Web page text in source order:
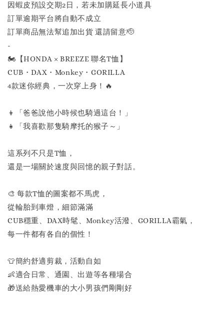
因蝦皮預設交期2日，若未加購延長小道具
訂單逾期平台將自動不成立
訂單商品無法幫追加出貨 還請留意🫡
-
🏍️【HONDA × BREEZE 聯名T恤】
CUB・DAX・Monkey・GORILLA
4款迷你經典，一次穿上身！🔥
👦「爸爸說他小時候也騎過這台！」
👧「我喜歡那隻騎摩托的猴子～」
這系列不只是T恤，
還是一場關於速度與回憶的親子對話。
🎨 每款T恤的圖案都不馬虎，
從輪胎到車燈，細節滿滿
CUB穩重、DAX時髦、Monkey活潑、GORILLA霸氣，
每一件都有各自的個性！
👕簡約舒適剪裁，活動自如
👶適合日常、通園、出遊等各種場合
🎁送給熱愛機車的大小男孩們剛剛好